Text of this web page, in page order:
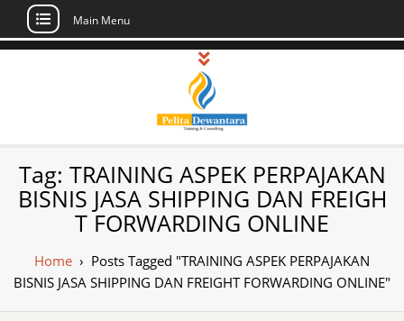
Skip
Main Menu
Pusat Pelatihan
dan Sertifikasi –
Daftar Training
Indonesia
Sertifikasi di Indonesia
Tag: TRAINING ASPEK PERPAJAKAN
BISNIS JASA SHIPPING DAN FREIGH
T FORWARDING ONLINE
Home › Posts Tagged "TRAINING ASPEK PERPAJAKAN
BISNIS JASA SHIPPING DAN FREIGHT FORWARDING ONLINE"